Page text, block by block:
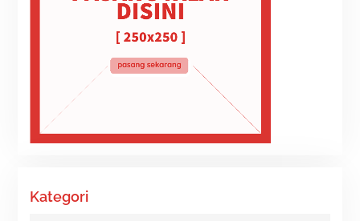
Kategori